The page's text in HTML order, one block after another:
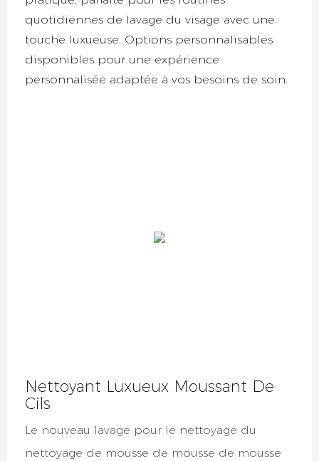
quotidiennes de lavage du visage avec une
touche luxueuse. Options personnalisables
disponibles pour une expérience
personnalisée adaptée à vos besoins de soin.
Nettoyant Luxueux Moussant De
Cils
Le nouveau lavage pour le nettoyage du
nettoyage de mousse de mousse de mousse